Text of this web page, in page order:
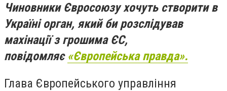
Чиновники Євросоюзу хочуть створити в
Україні орган, який би розслідував
махінації з грошима ЄС,
повідомляє «Європейська правда».
Глава Європейського управління